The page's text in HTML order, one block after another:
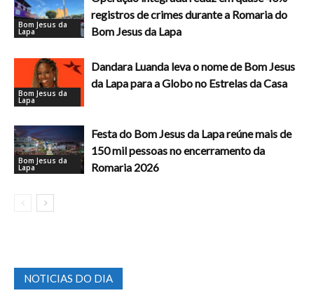
Bom Jesus da
Lapa
registros de crimes durante a Romaria do
Bom Jesus da Lapa
Bom Jesus da
Lapa
Dandara Luanda leva o nome de Bom Jesus
da Lapa para a Globo no Estrelas da Casa
Bom Jesus da
Lapa
Festa do Bom Jesus da Lapa reúne mais de
150 mil pessoas no encerramento da
Romaria 2026
NOTICIAS DO DIA